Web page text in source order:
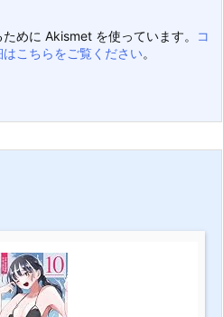
めに Akismet を使っています。
コ
こちらをご覧ください。